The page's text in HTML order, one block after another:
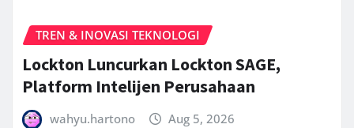
TREN & INOVASI TEKNOLOGI
Lockton Luncurkan Lockton SAGE,
Platform Intelijen Perusahaan
wahyu.hartono Aug 5, 2026